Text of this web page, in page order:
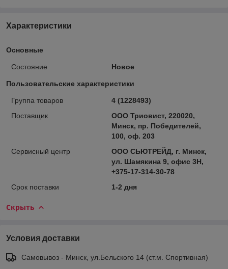
Характеристики
Основные
Состояние Новое
Пользовательские характеристики
Группа товаров
4 (1228493)
Поставщик
ООО Триовист, 220020,
Минск, пр. Победителей,
100, оф. 203
Сервисный центр
ООО СЬЮТРЕЙД, г. Минск,
ул. Шамякина 9, офис 3Н,
+375-17-314-30-78
Срок поставки
1-2 дня
Скрыть
Условия доставки
Самовывоз - Минск, ул.Бельского 14 (ст.м. Спортивная)